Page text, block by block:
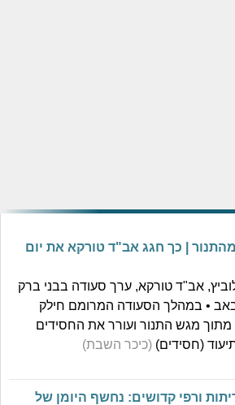
| כך חגג אב"ד טורקא את יום
אב"ד טורקא, ערך סעודה בבני ברק
• במהלך הסעודה המרומם חילק
מתוך מגש התנור ועורר את החסידים
(חסידים) (כיכר השבת)
ורפי קדושים: נחשף היומן של